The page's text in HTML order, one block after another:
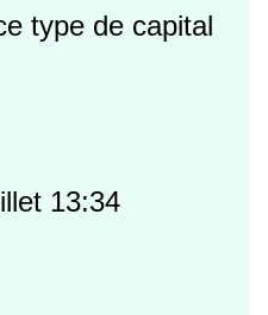
type de capital
13:34